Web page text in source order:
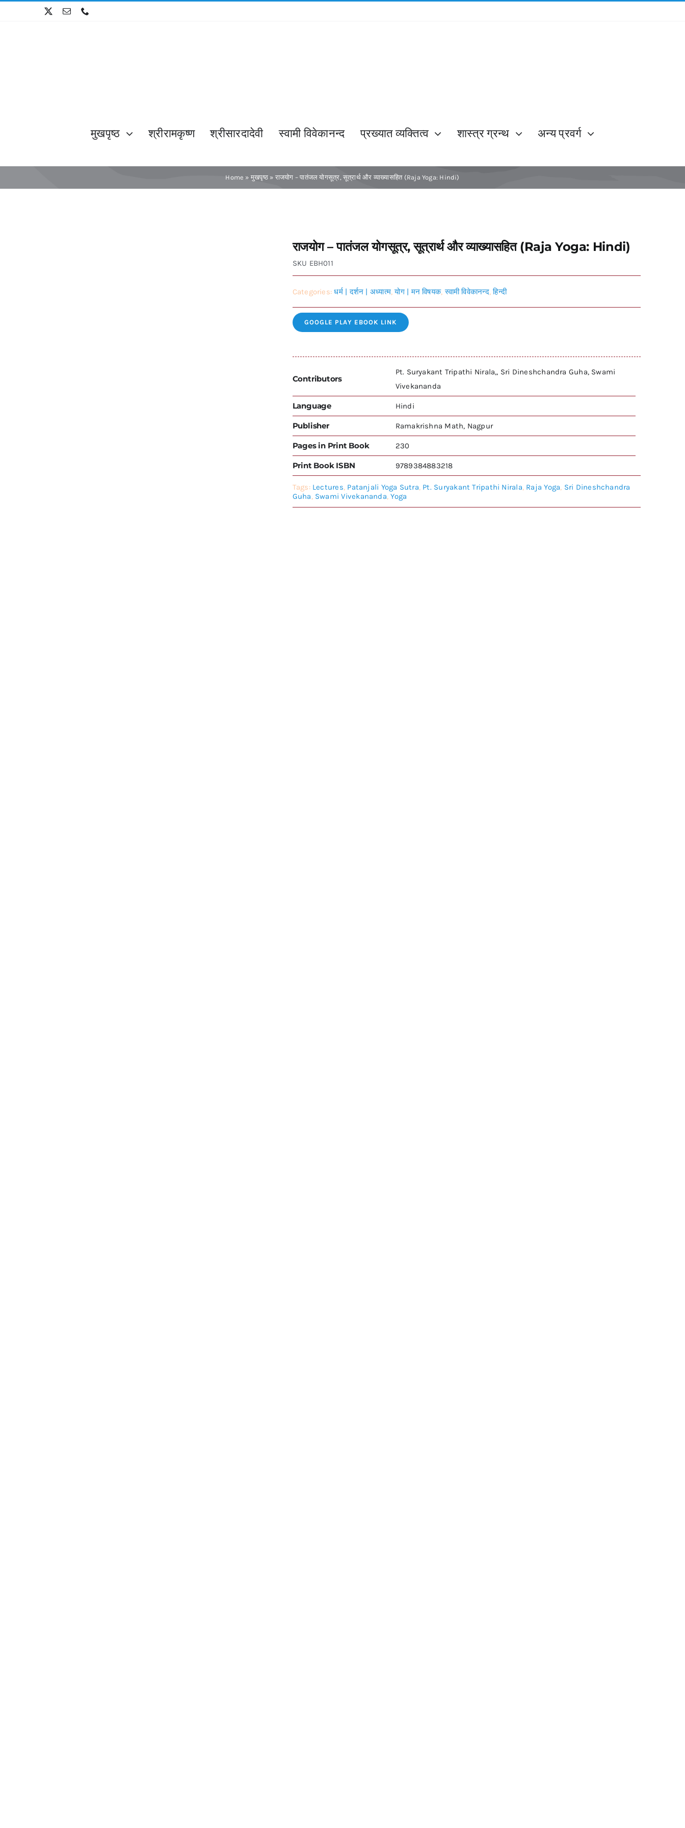
मुखपृष्ठ श्रीरामकृष्ण श्रीसारदादेवी स्वामी विवेकानन्द प्रख्यात व्यक्तित्व शास्त्र ग्रन्थ अन्य प्रवर्ग
Home » मुखपृष्ठ » राजयोग – पातंजल योगसूत्र, सूत्रार्थ और व्याख्यासहित (Raja Yoga: Hindi)
राजयोग – पातंजल योगसूत्र, सूत्रार्थ और व्याख्यासहित (Raja Yoga: Hindi)
SKU EBH011
Categories:धर्म | दर्शन | अध्यात्म,योग | मन विषयक,स्वामी विवेकानन्द,हिन्दी
GOOGLE PLAY EBOOK LINK
Contributors
Pt. Suryakant Tripathi Nirala,, Sri Dineshchandra Guha, Swami
Vivekananda
Language Hindi
Publisher Ramakrishna Math, Nagpur
Pages in Print Book 230
Print Book ISBN 9789384883218
Tags: Lectures, Patanjali Yoga Sutra, Pt. Suryakant Tripathi Nirala, Raja Yoga, Sri Dineshchandra
Guha, Swami Vivekananda,Yoga